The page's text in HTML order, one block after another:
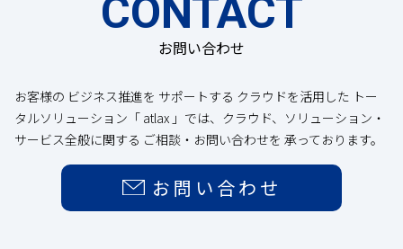
CONTACT
お問い合わせ
お客様の ビジネス推進を サポートする クラウドを活用した トー
タルソリューション「 atlax 」では、クラウド、ソリューション・
サービス全般に関する ご相談・お問い合わせを 承っております。
お問い合わせ